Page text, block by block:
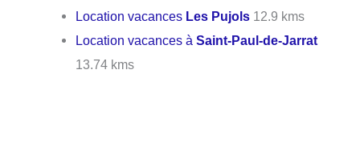
Location vacances Les Pujols 12.9 kms
Location vacances àSaint-Paul-de-Jarrat
13.74 kms